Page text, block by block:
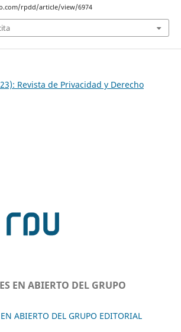
rpdd/article/view/6974
Revista de Privacidad y Derecho
EN ABIERTO DEL GRUPO
ABIERTO DEL GRUPO EDITORIAL